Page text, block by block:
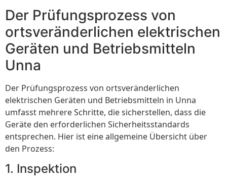
Der Prüfungsprozess von
ortsveränderlichen elektrischen
Geräten und Betriebsmitteln
Unna
Der Prüfungsprozess von ortsveränderlichen
elektrischen Geräten und Betriebsmitteln in Unna
umfasst mehrere Schritte, die sicherstellen, dass die
Geräte den erforderlichen Sicherheitsstandards
entsprechen. Hier ist eine allgemeine Übersicht über
den Prozess:
1. Inspektion